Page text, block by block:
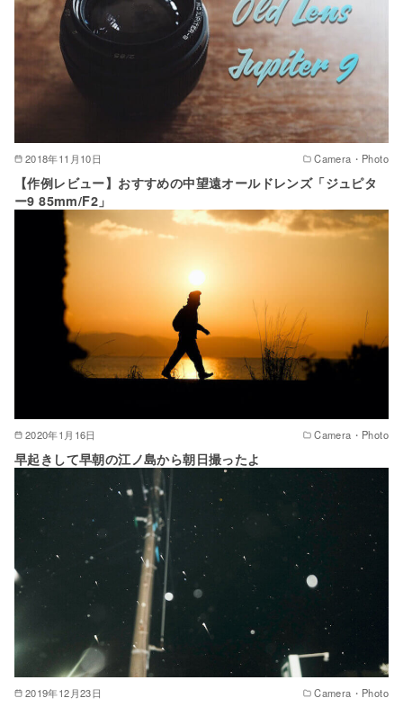
2018年11月10日 Camera・Photo
【作例レビュー】おすすめの中望遠オールドレンズ「ジュピタ
ー9 85mm/F2」
2020年1月16日 Camera・Photo
早起きして早朝の江ノ島から朝日撮ったよ
2019年12月23日 Camera・Photo